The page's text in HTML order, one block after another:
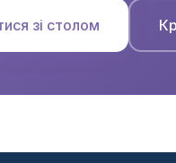
зі столом